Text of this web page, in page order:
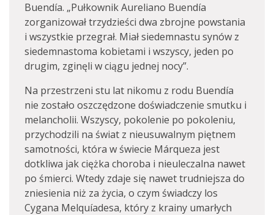
Buendía. „Pułkownik Aureliano Buendía
zorganizował trzydzieści dwa zbrojne powstania
i wszystkie przegrał. Miał siedemnastu synów z
siedemnastoma kobietami i wszyscy, jeden po
drugim, zginęli w ciągu jednej nocy”.
Na przestrzeni stu lat nikomu z rodu Buendía
nie zostało oszczędzone doświadczenie smutku i
melancholii. Wszyscy, pokolenie po pokoleniu,
przychodzili na świat z nieusuwalnym piętnem
samotności, która w świecie Márqueza jest
dotkliwa jak ciężka choroba i nieuleczalna nawet
po śmierci. Wtedy zdaje się nawet trudniejsza do
zniesienia niż za życia, o czym świadczy los
Cygana Melquíadesa, który z krainy umarłych